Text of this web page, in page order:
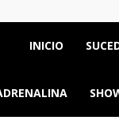
Once
Ríos
INICIO